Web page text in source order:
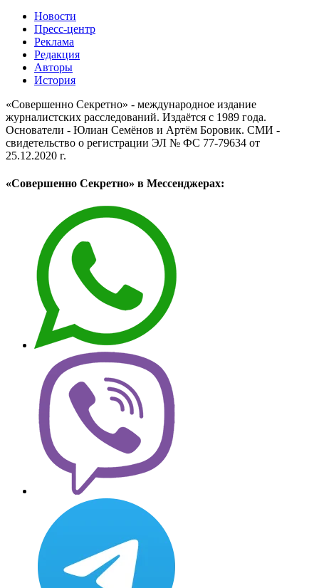
Новости
Пресс-центр
Реклама
Редакция
Авторы
История
«Совершенно Секретно» - международное издание
журналистских расследований. Издаётся с 1989 года.
Основатели - Юлиан Семёнов и Артём Боровик. CМИ -
свидетельство о регистрации ЭЛ № ФС 77-79634 от
25.12.2020 г.
«Совершенно Секретно» в Мессенджерах: